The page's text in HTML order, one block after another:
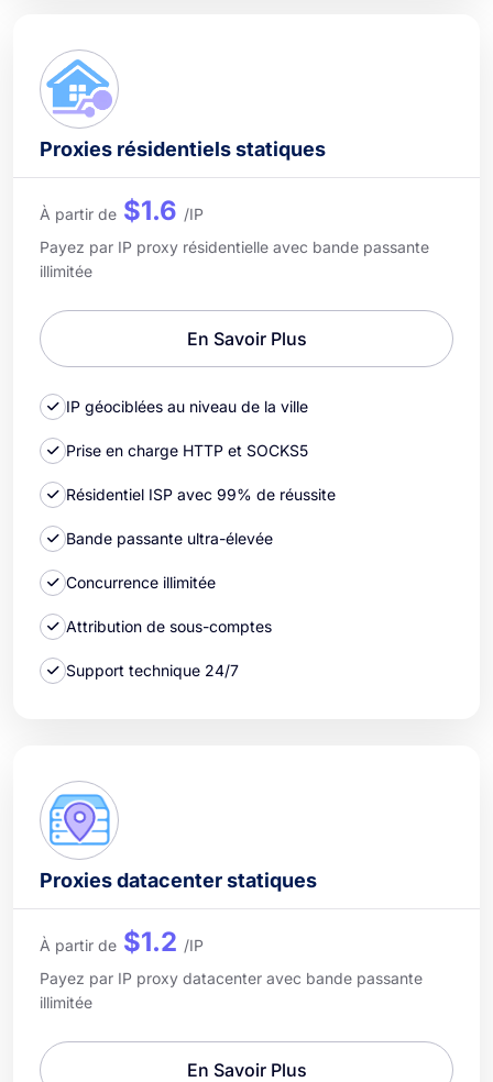
Proxies résidentiels statiques
À partir de $1.6 /IP
Payez par IP proxy résidentielle avec bande passante
illimitée
En Savoir Plus
IP géociblées au niveau de la ville
Prise en charge HTTP et SOCKS5
Résidentiel ISP avec 99% de réussite
Bande passante ultra-élevée
Concurrence illimitée
Attribution de sous-comptes
Support technique 24/7
Proxies datacenter statiques
À partir de $1.2 /IP
Payez par IP proxy datacenter avec bande passante
illimitée
En Savoir Plus